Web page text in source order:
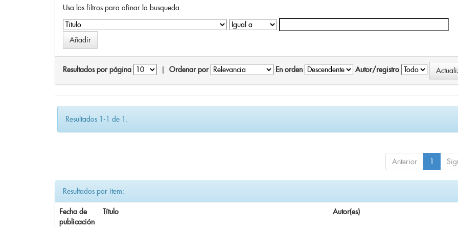
Usa los filtros para afinar la busqueda.
Resultados por página Ordenar por En orden Autor/registro
Resultados 1-1 de 1.
Anterior 1
Resultados por ítem:
Fecha de
publicación
Título Autor(es)